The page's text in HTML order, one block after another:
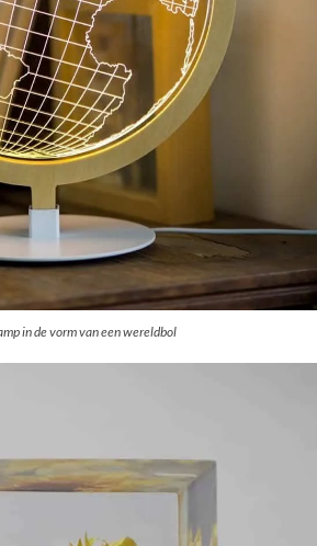
in de vorm van een wereldbol